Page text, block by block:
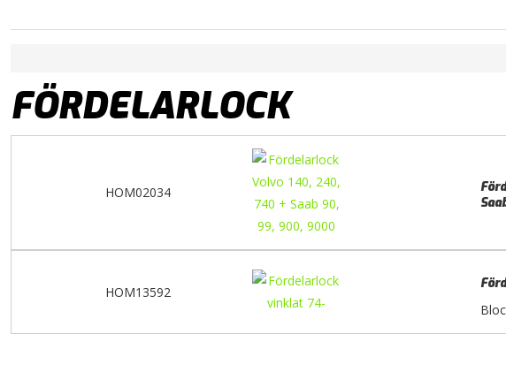
FÖRDELARLOCK
HOM02034
HOM13592